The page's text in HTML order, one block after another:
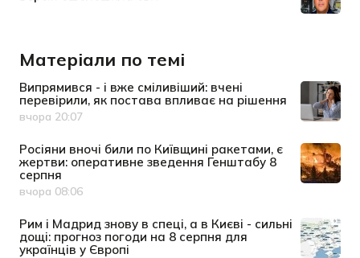
Матеріали по темі
Випрямився - і вже сміливіший: вчені
перевірили, як постава впливає на рішення
Дата публікації
вчора 20:07
Росіяни вночі били по Київщині ракетами, є
жертви: оперативне зведення Генштабу 8
серпня
Дата публікації
вчора 08:06
Рим і Мадрид знову в спеці, а в Києві - сильні
дощі: прогноз погоди на 8 серпня для
українців у Європі